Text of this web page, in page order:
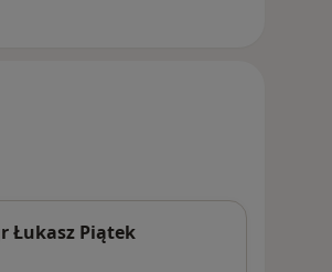
Łukasz Piątek